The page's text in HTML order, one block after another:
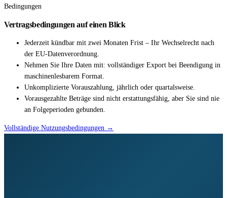
Bedingungen
Vertragsbedingungen auf einen Blick
Jederzeit kündbar mit zwei Monaten Frist – Ihr Wechselrecht nach
der EU-Datenverordnung.
Nehmen Sie Ihre Daten mit: vollständiger Export bei Beendigung in
maschinenlesbarem Format.
Unkomplizierte Vorauszahlung, jährlich oder quartalsweise.
Vorausgezahlte Beträge sind nicht erstattungsfähig, aber Sie sind nie
an Folgeperioden gebunden.
Vollständige Nutzungsbedingungen →